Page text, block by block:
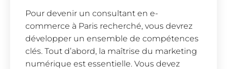
Pour devenir un consultant en e-
commerce à Paris recherché, vous devrez
développer un ensemble de compétences
clés. Tout d’abord, la maîtrise du marketing
numérique est essentielle. Vous devez